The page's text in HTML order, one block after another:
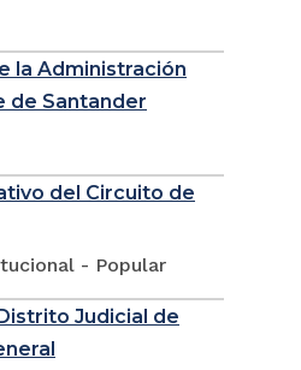
la Administración
de Santander
del Circuito de
- Popular
Judicial de